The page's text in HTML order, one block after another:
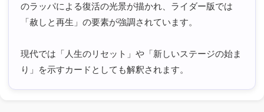
のラッパによる復活の光景が描かれ、ライダー版では
「赦しと再生」の要素が強調されています。
現代では「人生のリセット」や「新しいステージの始ま
り」を示すカードとしても解釈されます。